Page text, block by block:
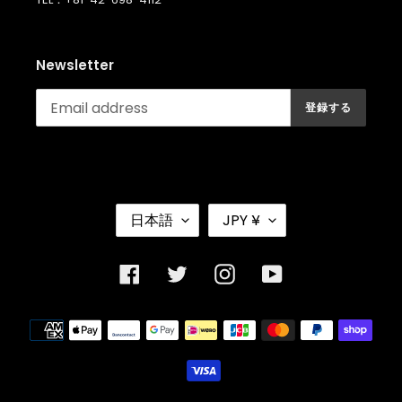
Newsletter
登録する
言
語日本語
通
貨JPY ¥
Facebook Twitter InstagramYouTube
決
済
方
法